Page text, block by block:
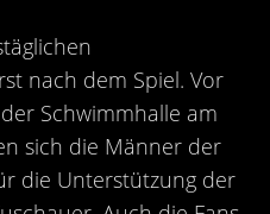
nach dem Spiel. Vor
Schwimmhalle am
sich die Männer der
die Unterstützung der